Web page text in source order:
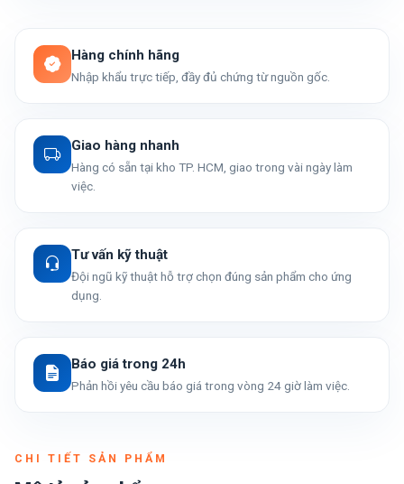
Hàng chính hãng
Nhập khẩu trực tiếp, đầy đủ chứng từ nguồn gốc.
Giao hàng nhanh
Hàng có sẵn tại kho TP. HCM, giao trong vài ngày làm
việc.
Tư vấn kỹ thuật
Đội ngũ kỹ thuật hỗ trợ chọn đúng sản phẩm cho ứng
dụng.
Báo giá trong 24h
Phản hồi yêu cầu báo giá trong vòng 24 giờ làm việc.
CHI TIẾT SẢN PHẨM